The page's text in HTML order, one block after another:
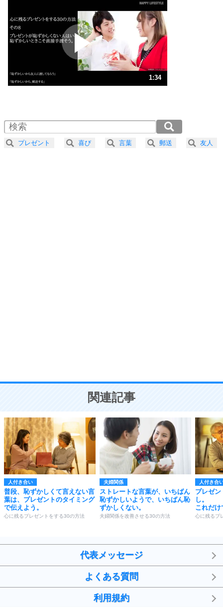
いらいらしない人になる30の方法
プラス思考
ポジティブになれない原因は、行動しないから。
ポジティブ思考になる30の方法
ストレス対策
人生、なんとかなるもの。
気楽に生きる30の方法
4 器の大きい人は、怒りを優しさで表現する。
ことが大切。
1:34
2.0倍速 （185KB 47秒）
2.5倍速 （149KB 37秒）
3.0倍速 （124KB 31秒）
プレゼント 喜び 言葉 郵送 友人
関連記事
人付き合い
普段、恥ずかしくて言えない言
葉は、プレゼントのタイミング
で伝えよう。
心に残るプレゼントをする30の方法
夫婦関係
ストレートな言葉が、いちばん
恥ずかしいようで、いちばん恥
ずかしくない。
夫婦関係を改善させる30の方法
人付き合
プレゼ
し。
これだけ
心に残るプ
代表メッセージ
よくある質問
利用規約